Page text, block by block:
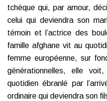
tchèque qui, par amour,
celui qui deviendra son
témoin et l’actrice des
famille afghane vit au
femme européenne, sur
générationnelles, elle
quotidien ébranlé par
ordinaire qui deviendra son